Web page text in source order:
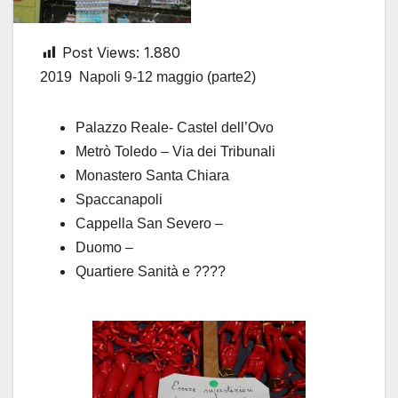
Post Views: 1.880
2019 Napoli 9-12 maggio (parte2)
Palazzo Reale- Castel dell’Ovo
Metrò Toledo – Via dei Tribunali
Monastero Santa Chiara
Spaccanapoli
Cappella San Severo –
Duomo –
Quartiere Sanità e ????